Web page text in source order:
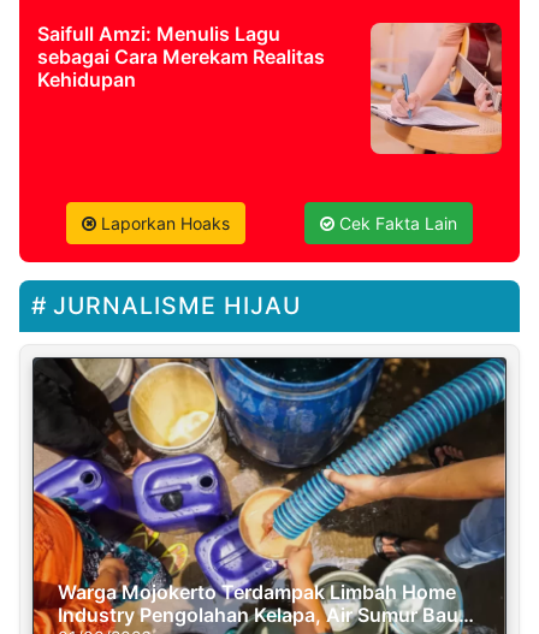
Saifull Amzi: Menulis Lagu
sebagai Cara Merekam Realitas
Kehidupan
Laporkan Hoaks Cek Fakta Lain
JURNALISME HIJAU
Warga Mojokerto Terdampak Limbah Home
Industry Pengolahan Kelapa, Air Sumur Bau